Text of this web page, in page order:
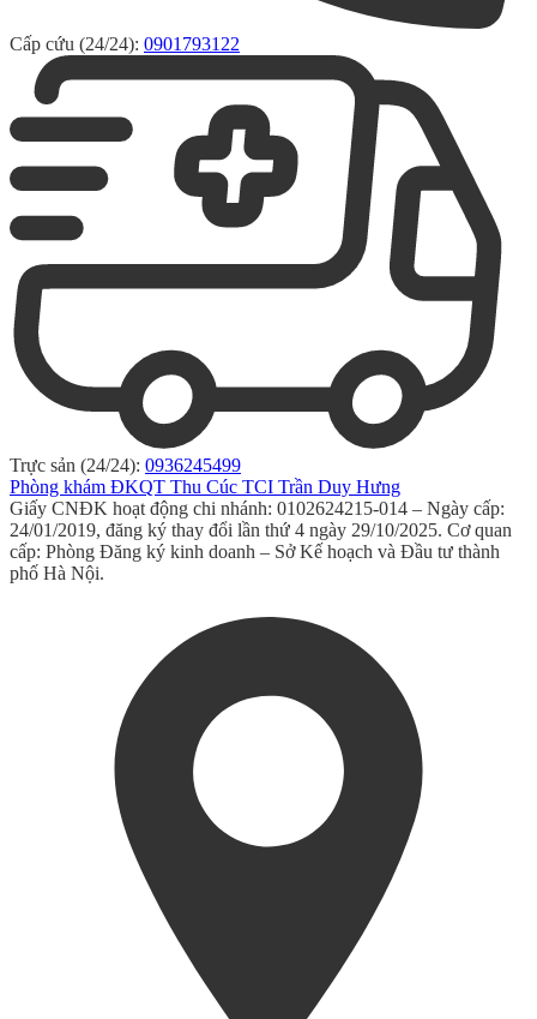
Cấp cứu (24/24): 0901793122
Trực sản (24/24): 0936245499
Phòng khám ĐKQT Thu Cúc TCI Trần Duy Hưng
Giấy CNĐK hoạt động chi nhánh: 0102624215-014 – Ngày cấp:
24/01/2019, đăng ký thay đổi lần thứ 4 ngày 29/10/2025. Cơ quan
cấp: Phòng Đăng ký kinh doanh – Sở Kế hoạch và Đầu tư thành
phố Hà Nội.